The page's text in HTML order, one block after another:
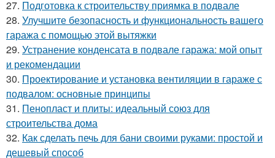
27. Подготовка к строительству приямка в подвале
28. Улучшите безопасность и функциональность вашего
гаража с помощью этой вытяжки
29. Устранение конденсата в подвале гаража: мой опыт
и рекомендации
30. Проектирование и установка вентиляции в гараже с
подвалом: основные принципы
31. Пенопласт и плиты: идеальный союз для
строительства дома
32. Как сделать печь для бани своими руками: простой и
дешевый способ